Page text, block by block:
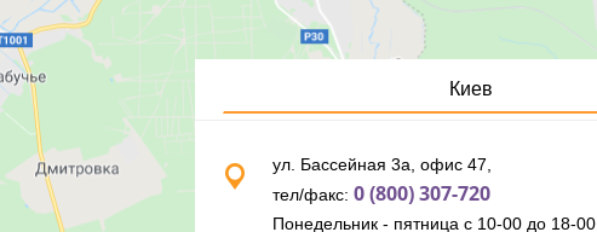
Киев
ул. Бассейная 3а, офис 47,
тел/факс: 0 (800) 307-720
Понедельник - пятница с 10-00 до 18-00,